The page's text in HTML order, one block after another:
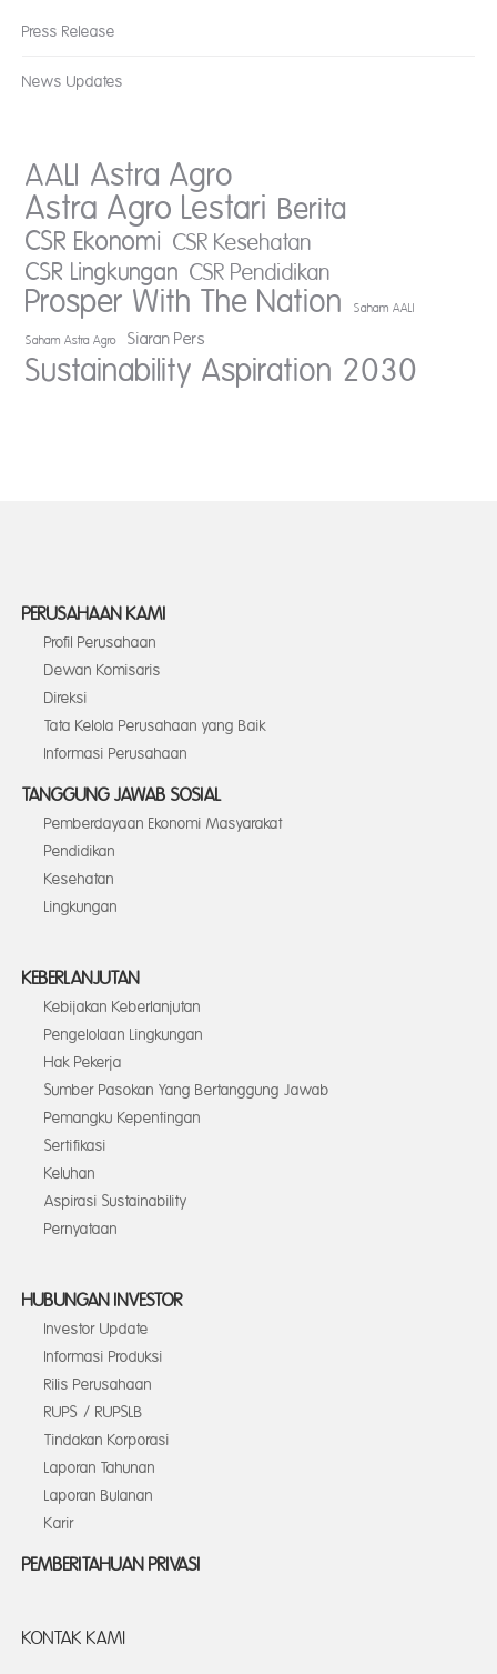
Press Release
News Updates
AALI Astra Agro
Astra Agro Lestari Berita
CSR Ekonomi CSR Kesehatan
CSR Lingkungan CSR Pendidikan
Prosper With The Nation Saham AALI
Saham Astra Agro Siaran Pers
Sustainability Aspiration 2030
PERUSAHAAN KAMI
Profil Perusahaan
Dewan Komisaris
Direksi
Tata Kelola Perusahaan yang Baik
Informasi Perusahaan
TANGGUNG JAWAB SOSIAL
Pemberdayaan Ekonomi Masyarakat
Pendidikan
Kesehatan
Lingkungan
KEBERLANJUTAN
Kebijakan Keberlanjutan
Pengelolaan Lingkungan
Hak Pekerja
Sumber Pasokan Yang Bertanggung Jawab
Pemangku Kepentingan
Sertifikasi
Keluhan
Aspirasi Sustainability
Pernyataan
HUBUNGAN INVESTOR
Investor Update
Informasi Produksi
Rilis Perusahaan
RUPS / RUPSLB
Tindakan Korporasi
Laporan Tahunan
Laporan Bulanan
Karir
PEMBERITAHUAN PRIVASI
KONTAK KAMI